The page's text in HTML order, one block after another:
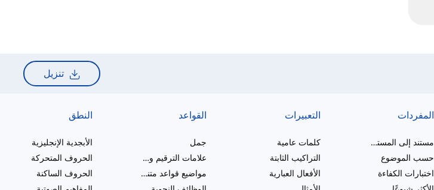
تنزيل
المفردات
مستند إلى المستوى
حسب الموضوع
اختبارات الكفاءة
التعبيرات
كلمات عامية
التراكيب الثابتة
الأفعال العبارية
القواعد
جمل
علامات الترقيم والإملاء
مواضيع قواعد متنوعة
النطق
الأبجدية الإنجليزية
الحروف المتحركة
الحروف الساكنة